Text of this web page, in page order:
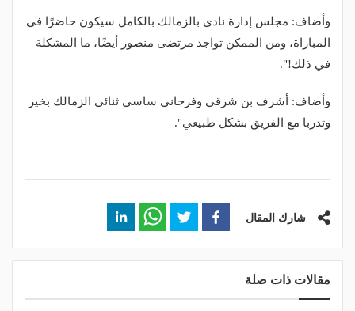
وأضاف: مجلس إدارة نادي بالزمالك بالكامل سيكون حاضرًا في
المباراة، ومن الممكن تواجد مرتضى منصور أيضًا، ما المشكلة
في ذلك!".
وأضاف: أشرف بن شرقي وفرجاني ساسي ثنائي الزمالك بخير
وتدربا مع الفريق بشكل طبيعي".
شارك المقال
مقالات ذات صلة